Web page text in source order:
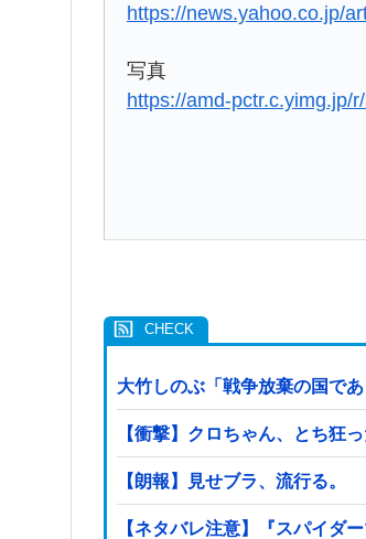
https://news.yahoo.co.jp/
写真
https://amd-pctr.c.yimg.jp/
大竹しのぶ「戦争放棄の国で
【衝撃】クロちゃん、とち狂
【朗報】見せブラ、流行る。
【ネタバレ注意】『スパイダ